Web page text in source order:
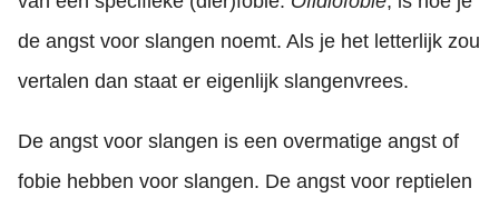
de angst voor slangen noemt. Als je het letterlijk zou
vertalen dan staat er eigenlijk slangenvrees.
De angst voor slangen is een overmatige angst of
fobie hebben voor slangen. De angst voor reptielen